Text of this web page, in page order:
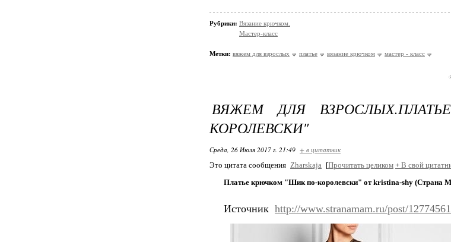
Рубрики: Вязание крючком.
Мастер-класс
Метки: вяжем для взрослых платье вязание крючком мастер - класс
ВЯЖЕМ ДЛЯ
КОРОЛЕВСКИ"
Среда, 26 Июля 2017 г. 21:49 + в цитатник
Это цитата сообщения Zharskaja [Прочитать целиком + В свой
Платье крючком "Шик по-королевски" от kristina-shy (Страна
Источник http://www.stranamam.ru/post/